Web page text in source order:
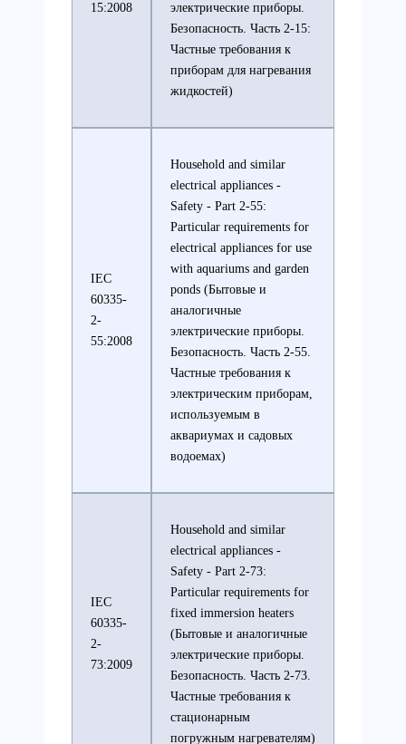
15:2008
электрические приборы.
Безопасность. Часть 2-15:
Частные требования к
приборам для нагревания
жидкостей)
IEC
60335-
2-
55:2008
Household and similar
electrical appliances -
Safety - Part 2-55:
Particular requirements for
electrical appliances for use
with aquariums and garden
ponds (Бытовые и
аналогичные
электрические приборы.
Безопасность. Часть 2-55.
Частные требования к
электрическим приборам,
используемым в
аквариумах и садовых
водоемах)
IEC
60335-
2-
73:2009
Household and similar
electrical appliances -
Safety - Part 2-73:
Particular requirements for
fixed immersion heaters
(Бытовые и аналогичные
электрические приборы.
Безопасность. Часть 2-73.
Частные требования к
стационарным
погружным нагревателям)